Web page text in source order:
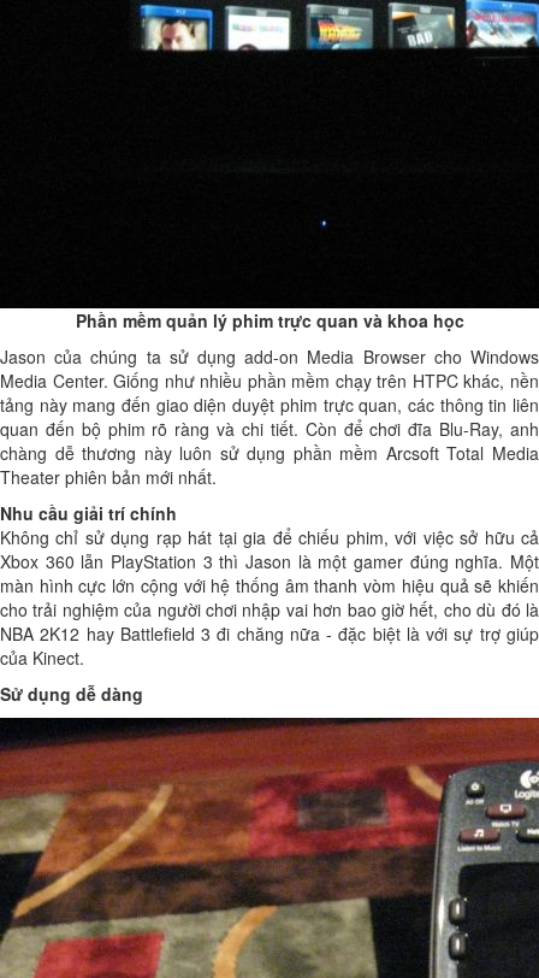
Phần mềm quản lý phim trực quan và khoa học
Jason của chúng ta sử dụng add-on Media Browser cho Windows
Media Center. Giống như nhiều phần mềm chạy trên HTPC khác, nền
tảng này mang đến giao diện duyệt phim trực quan, các thông tin liên
quan đến bộ phim rõ ràng và chi tiết. Còn để chơi đĩa Blu-Ray, anh
chàng dễ thương này luôn sử dụng phần mềm Arcsoft Total Media
Theater phiên bản mới nhất.
Nhu cầu giải trí chính
Không chỉ sử dụng rạp hát tại gia để chiếu phim, với việc sở hữu cả
Xbox 360 lẫn PlayStation 3 thì Jason là một gamer đúng nghĩa. Một
màn hình cực lớn cộng với hệ thống âm thanh vòm hiệu quả sẽ khiến
cho trải nghiệm của người chơi nhập vai hơn bao giờ hết, cho dù đó là
NBA 2K12 hay Battlefield 3 đi chăng nữa - đặc biệt là với sự trợ giúp
của Kinect.
Sử dụng dễ dàng